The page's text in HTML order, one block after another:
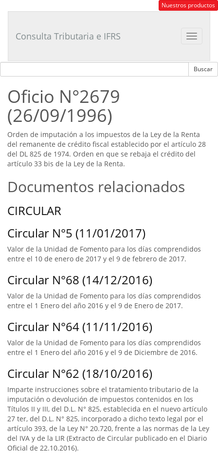
Tributario
Nuestros productos
Toggle
Consulta Tributaria e IFRS
Oficio N°2679
(26/09/1996)
Orden de imputación a los impuestos de la Ley de la Renta
del remanente de crédito fiscal establecido por el artículo 28
del DL 825 de 1974. Orden en que se rebaja el crédito del
artículo 33 bis de la Ley de la Renta.
Documentos relacionados
CIRCULAR
Circular N°5 (11/01/2017)
Valor de la Unidad de Fomento para los días comprendidos
entre el 10 de enero de 2017 y el 9 de febrero de 2017.
Circular N°68 (14/12/2016)
Valor de la Unidad de Fomento para los días comprendidos
entre el 1 Enero del año 2016 y el 9 de Enero de 2017.
Circular N°64 (11/11/2016)
Valor de la Unidad de Fomento para los días comprendidos
entre el 1 Enero del año 2016 y el 9 de Diciembre de 2016.
Circular N°62 (18/10/2016)
Imparte instrucciones sobre el tratamiento tributario de la
imputación o devolución de impuestos contenidos en los
Títulos II y III, del D.L. N° 825, establecida en el nuevo artículo
27 ter, del D.L. N° 825, incorporado a dicho texto legal por el
artículo 393, de la Ley N° 20.720, frente a las normas de la Ley
del IVA y de la LIR (Extracto de Circular publicado en el Diario
Oficial de 22.10.2016).